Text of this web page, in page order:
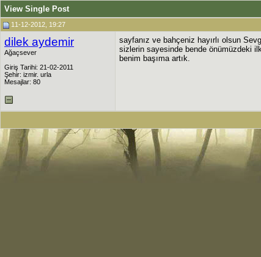
View Single Post
11-12-2012, 19:27
dilek aydemir
Ağaçsever
Giriş Tarihi: 21-02-2011
Şehir: izmir. urla
Mesajlar: 80
sayfanız ve bahçeniz hayırlı olsun
sizlerin sayesinde bende önümüzdeki
benim başıma artık.